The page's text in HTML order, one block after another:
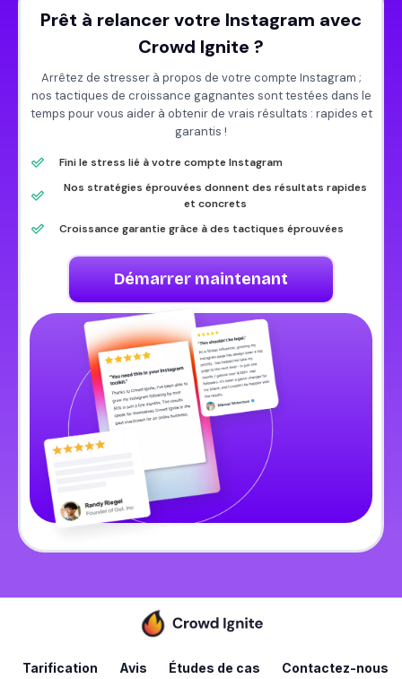
Prêt à relancer votre Instagram avec
Crowd Ignite ?
Arrêtez de stresser à propos de votre compte Instagram ;
nos tactiques de croissance gagnantes sont testées dans le
temps pour vous aider à obtenir de vrais résultats : rapides et
garantis !
Fini le stress lié à votre compte Instagram
Nos stratégies éprouvées donnent des résultats rapides
et concrets
Croissance garantie grâce à des tactiques éprouvées
Démarrer maintenant
Tarification Avis Études de cas Contactez-nous